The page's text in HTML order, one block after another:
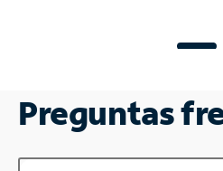
Preguntas